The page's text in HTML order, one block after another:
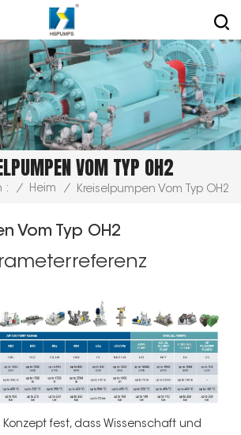
VOM TYP OH2
: / Heim / Kreiselpumpen Vom Typ OH2
Vom Typ OH2
fest, dass Wissenschaft und